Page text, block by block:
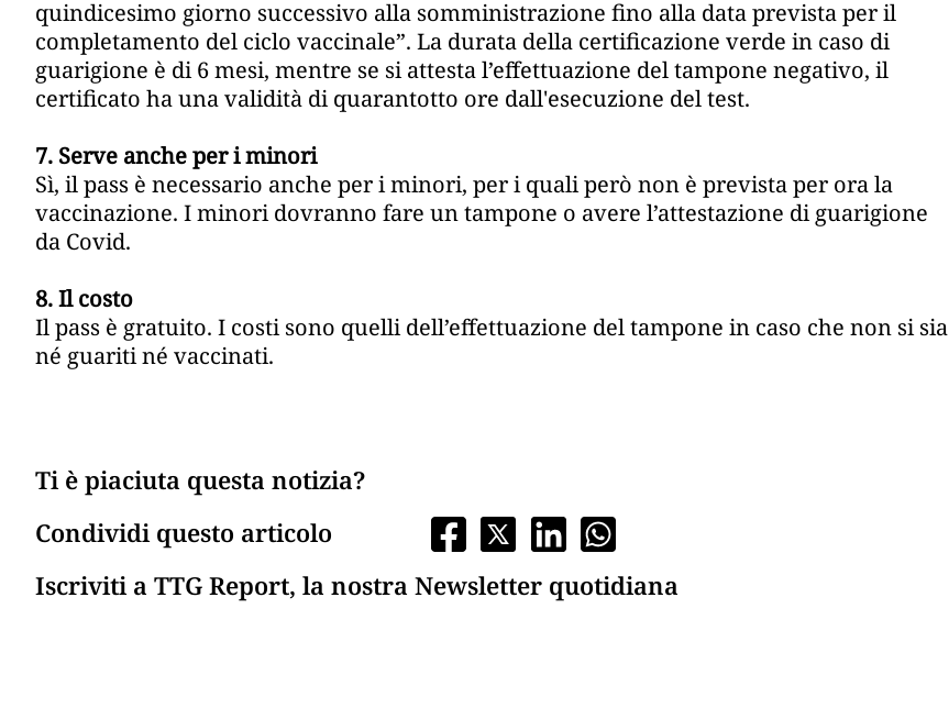
quindicesimo giorno successivo alla somministrazione fino alla data prevista per il
completamento del ciclo vaccinale”. La durata della certificazione verde in caso di
guarigione è di 6 mesi, mentre se si attesta l’effettuazione del tampone negativo, il
certificato ha una validità di quarantotto ore dall'esecuzione del test.
7. Serve anche per i minori
Sì, il pass è necessario anche per i minori, per i quali però non è prevista per ora la
vaccinazione. I minori dovranno fare un tampone o avere l’attestazione di guarigione
da Covid.
8. Il costo
Il pass è gratuito. I costi sono quelli dell’effettuazione del tampone in caso che non si sia
né guariti né vaccinati.
Ti è piaciuta questa notizia?
Condividi questo articolo
Iscriviti a TTG Report, la nostra Newsletter quotidiana